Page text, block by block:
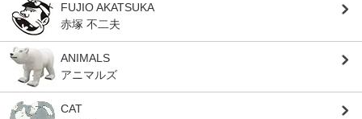
FUJIO AKATSUKA
赤塚 不二夫
ANIMALS
アニマルズ
CAT